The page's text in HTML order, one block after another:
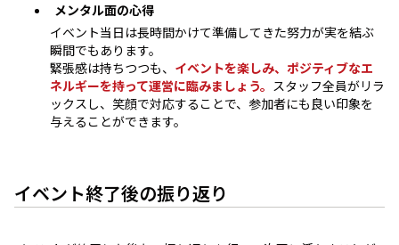
メンタル面の心得
イベント当日は長時間かけて準備してきた努力が実を結ぶ
瞬間でもあります。
緊張感は持ちつつも、 イベントを楽しみ、ポジティブなエ
ネルギーを持って運営に臨みましょう。 スタッフ全員がリラ
ックスし、笑顔で対応することで、参加者にも良い印象を
与えることができます。
イベント終了後の振り返り